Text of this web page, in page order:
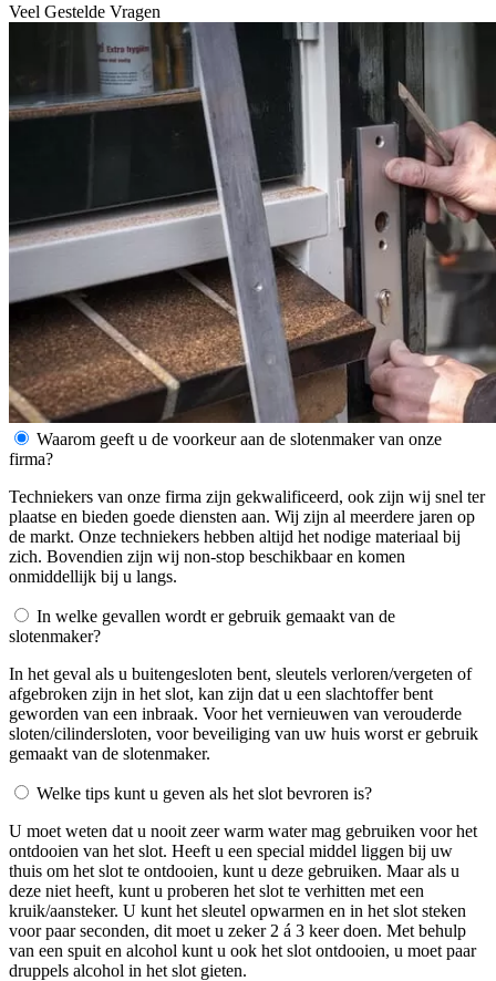
Veel Gestelde Vragen
Waarom geeft u de voorkeur aan de slotenmaker van onze
firma?
Techniekers van onze firma zijn gekwalificeerd, ook zijn wij snel ter
plaatse en bieden goede diensten aan. Wij zijn al meerdere jaren op
de markt. Onze techniekers hebben altijd het nodige materiaal bij
zich. Bovendien zijn wij non-stop beschikbaar en komen
onmiddellijk bij u langs.
In welke gevallen wordt er gebruik gemaakt van de
slotenmaker?
In het geval als u buitengesloten bent, sleutels verloren/vergeten of
afgebroken zijn in het slot, kan zijn dat u een slachtoffer bent
geworden van een inbraak. Voor het vernieuwen van verouderde
sloten/cilindersloten, voor beveiliging van uw huis worst er gebruik
gemaakt van de slotenmaker.
Welke tips kunt u geven als het slot bevroren is?
U moet weten dat u nooit zeer warm water mag gebruiken voor het
ontdooien van het slot. Heeft u een special middel liggen bij uw
thuis om het slot te ontdooien, kunt u deze gebruiken. Maar als u
deze niet heeft, kunt u proberen het slot te verhitten met een
kruik/aansteker. U kunt het sleutel opwarmen en in het slot steken
voor paar seconden, dit moet u zeker 2 á 3 keer doen. Met behulp
van een spuit en alcohol kunt u ook het slot ontdooien, u moet paar
druppels alcohol in het slot gieten.